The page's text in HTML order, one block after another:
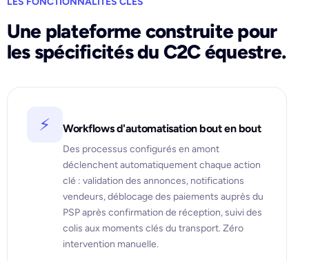
Une plateforme construite pour
les spécificités du C2C équestre.
⚡ Workflows d'automatisation bout en bout
Des processus configurés en amont
déclenchent automatiquement chaque action
clé : validation des annonces, notifications
vendeurs, déblocage des paiements auprès du
PSP après confirmation de réception, suivi des
colis aux moments clés du transport. Zéro
intervention manuelle.